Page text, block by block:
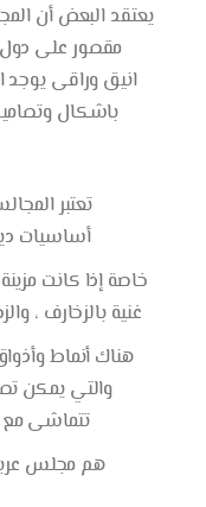
يعتقد البعض أن
مقصور على دول
انيق وراقى يوجد
باشكال
تعتبر
أساسيات
خاصة إذا كانت
غنية بالزخارف ،
هناك أنماط
والتي يمكن
تتماشى مع
هم مجلس